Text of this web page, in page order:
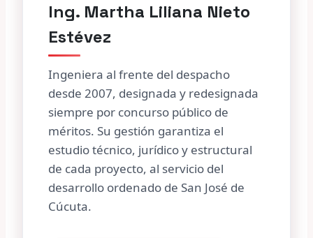
Ing. Martha Liliana Nieto
Estévez
Ingeniera al frente del despacho
desde 2007, designada y redesignada
siempre por concurso público de
méritos. Su gestión garantiza el
estudio técnico, jurídico y estructural
de cada proyecto, al servicio del
desarrollo ordenado de San José de
Cúcuta.